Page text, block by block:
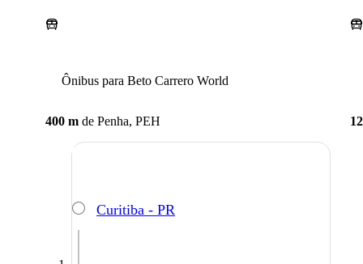
Ônibus para Beto Carrero World
400 m de Penha, PEH
Curitiba - PR